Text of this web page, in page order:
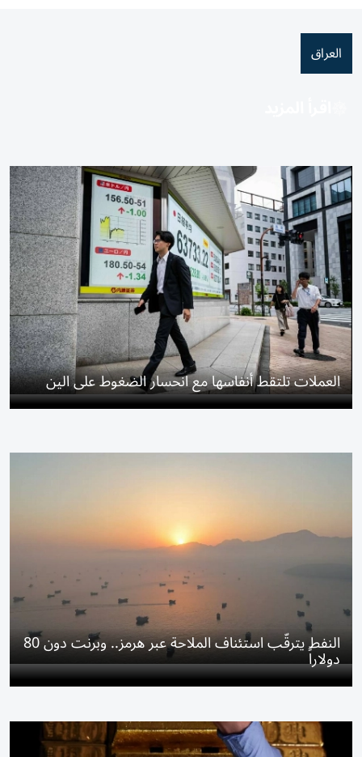
العراق
العملات تلتقط أنفاسها مع انحسار الضغوط على الين
النفط يترقّب استئناف الملاحة عبر هرمز.. وبرنت دون 80
دولاراً